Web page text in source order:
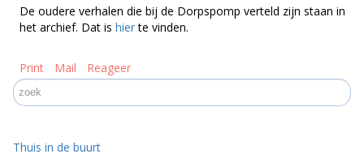
De oudere verhalen die bij de Dorpspomp verteld zijn staan in
het archief. Dat is hierte vinden.
Print Mail Reageer
Thuis in de buurt